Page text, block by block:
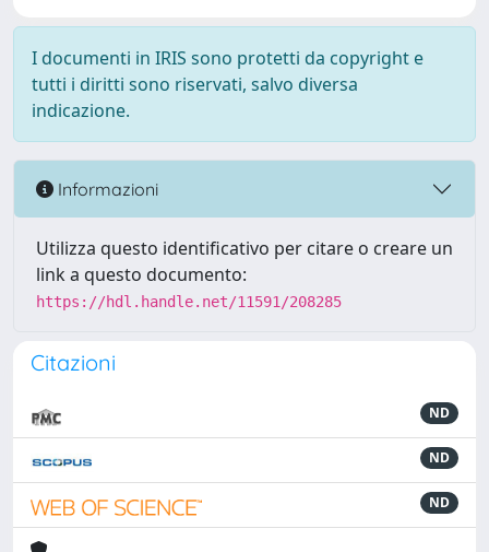
I documenti in IRIS sono protetti da copyright e
tutti i diritti sono riservati, salvo diversa
indicazione.
Informazioni
Utilizza questo identificativo per citare o creare un
link a questo documento:
https://hdl.handle.net/11591/208285
Citazioni
ND
ND
ND